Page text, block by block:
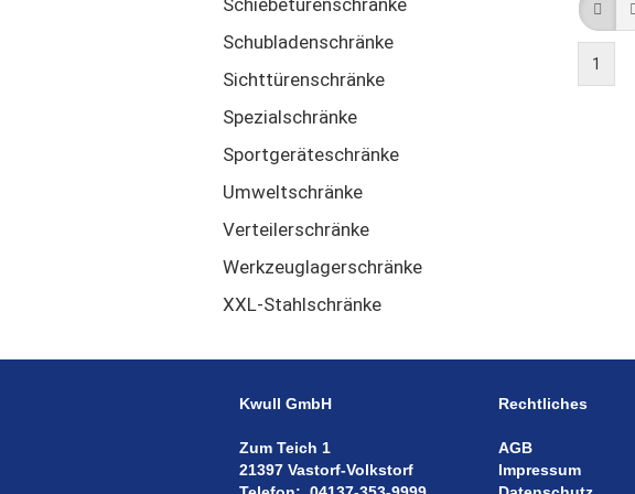
1
Schiebetürenschränke
Schubladenschränke
Sichttürenschränke
Spezialschränke
Sportgeräteschränke
Umweltschränke
Verteilerschränke
Werkzeuglagerschränke
XXL-Stahlschränke
Kwull GmbH
Zum Teich 1
21397 Vastorf-Volkstorf
Rechtliches
AGB
Impressum